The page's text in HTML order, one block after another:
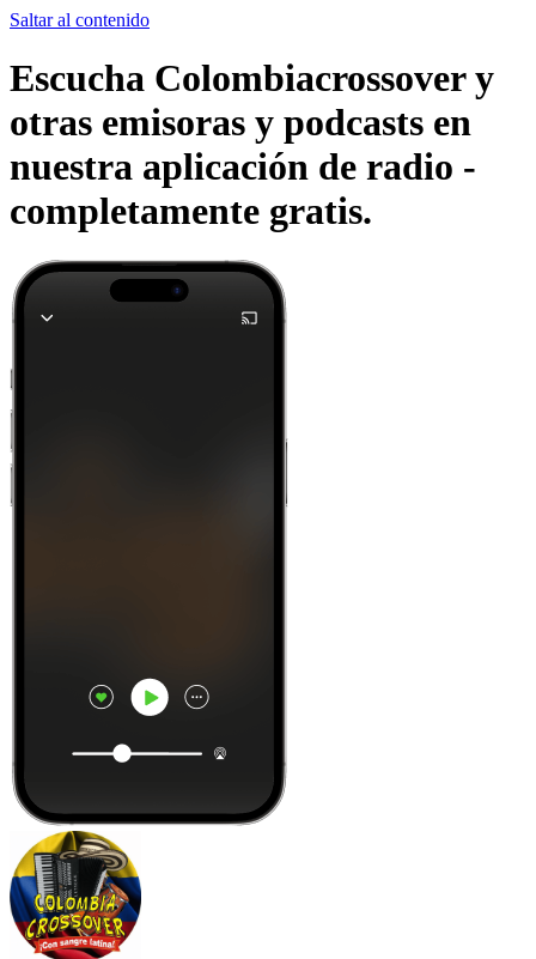
Saltar al contenido
Escucha Colombiacrossover y
otras emisoras y podcasts en
nuestra aplicación de radio -
completamente gratis.